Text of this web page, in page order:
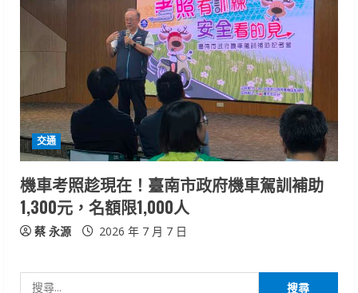
交通
機車考照趁現在！臺南市政府機車駕訓補助
1,300元，名額限1,000人
蔡 永源 2026 年 7 月 7 日